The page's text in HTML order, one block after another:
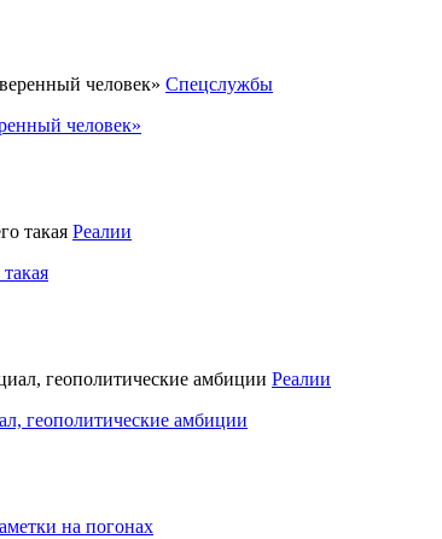
Спецслужбы
человек»
Реалии
Реалии
геополитические амбиции
на погонах